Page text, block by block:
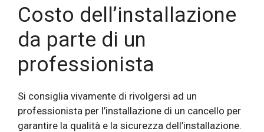
Costo dell’installazione
da parte di un
professionista
Si consiglia vivamente di rivolgersi ad un
professionista per l’installazione di un cancello per
garantire la qualità e la sicurezza dell’installazione.